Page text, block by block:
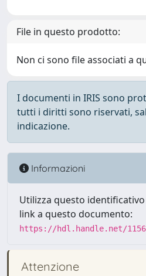
File in questo prodotto:
Non ci sono file associati a
I documenti in IRIS sono
tutti i diritti sono riservati,
indicazione.
Informazioni
Utilizza questo
link a questo documento:
https://hdl.handle.net/
Attenzione